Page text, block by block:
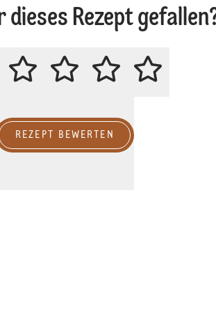
dieses Rezept
BITTE BEWERTE DIESES REZEPT
REZEPT BEWERTEN